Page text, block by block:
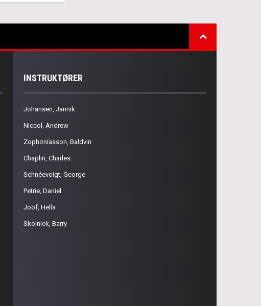
INSTRUKTØRER
Johansen, Jannik
Niccol, Andrew
Zophoníasson, Baldvin
Chaplin, Charles
Schnéevoigt, George
Petrie, Daniel
Joof, Hella
Skolnick, Barry